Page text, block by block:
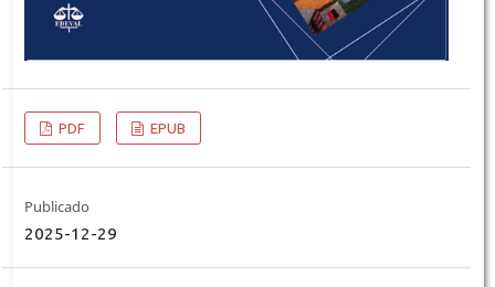
PDF EPUB
Publicado
2025-12-29